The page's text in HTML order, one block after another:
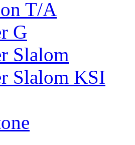
T/A
G
Slalom
Slalom KSI